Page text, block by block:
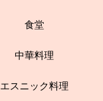
食堂
中華料理
エスニック料理